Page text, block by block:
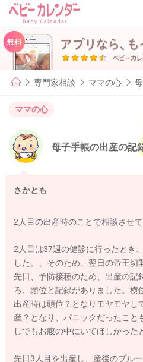
専門家相談 ママの心
ママの心
母子手帳の出産の記
さかとも
2人目の出産時のことで相談させて
2人目は37週の健診に行ったとき
した。、そのため、翌日の帝王切
先日、予防接種のため、出産の記
ろ、頭位と記録がありました。横
出産時は頭位？となりモヤモヤし
産？となり、パニックだったこと
しでもお腹の中にいてほしかった
先日3人目を出産し、産後のブル